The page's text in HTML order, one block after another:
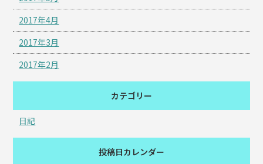
2017年4月
2017年3月
2017年2月
カテゴリー
日記
投稿日カレンダー